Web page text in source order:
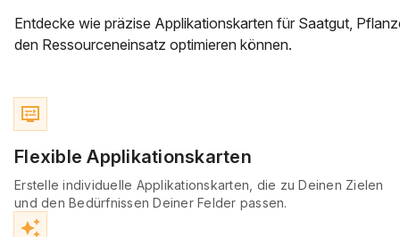
Entdecke wie präzise Applikationskarten für Saatgut,
den Ressourceneinsatz optimieren können.
display_settings
Flexible Applikationskarten
Erstelle individuelle Applikationskarten, die zu Deinen Zielen
und den Bedürfnissen Deiner Felder passen.
auto_awesome